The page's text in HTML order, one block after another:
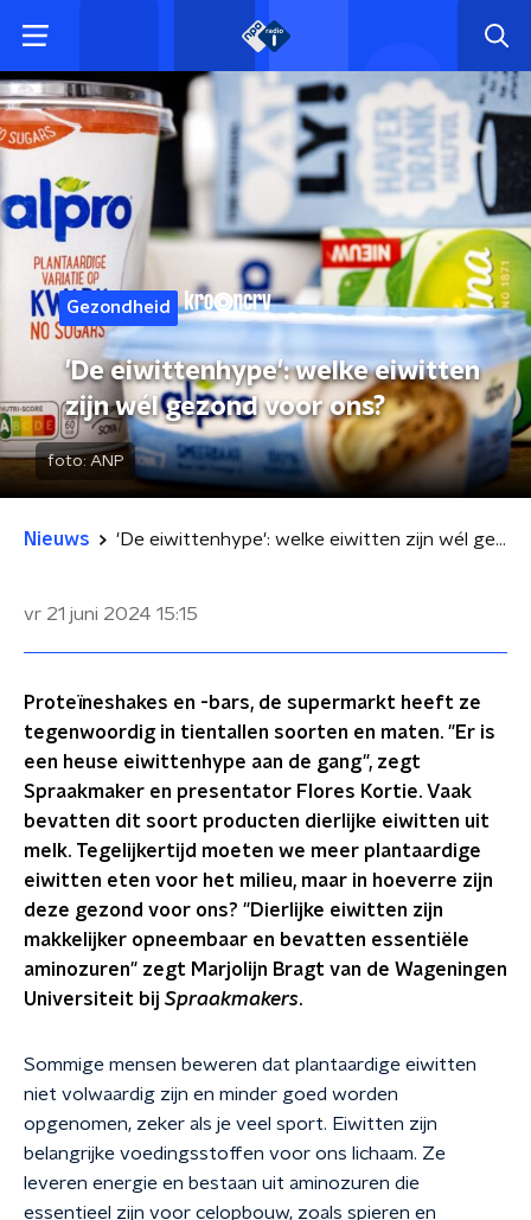
Gezondheid
'De eiwittenhype': welke eiwitten
zijn wél gezond voor ons?
foto: ANP
Nieuws 'De eiwittenhype': welke eiwitten zijn wél gezond voor ons?
vr 21 juni 2024 15:15
Proteïneshakes en -bars, de supermarkt heeft ze
tegenwoordig in tientallen soorten en maten. "Er is
een heuse eiwittenhype aan de gang", zegt
Spraakmaker en presentator Flores Kortie. Vaak
bevatten dit soort producten dierlijke eiwitten uit
melk. Tegelijkertijd moeten we meer plantaardige
eiwitten eten voor het milieu, maar in hoeverre zijn
deze gezond voor ons? "Dierlijke eiwitten zijn
makkelijker opneembaar en bevatten essentiële
aminozuren" zegt Marjolijn Bragt van de Wageningen
Universiteit bij Spraakmakers.
Sommige mensen beweren dat plantaardige eiwitten
niet volwaardig zijn en minder goed worden
opgenomen, zeker als je veel sport. Eiwitten zijn
belangrijke voedingsstoffen voor ons lichaam. Ze
leveren energie en bestaan uit aminozuren die
essentieel zijn voor celopbouw, zoals spieren en